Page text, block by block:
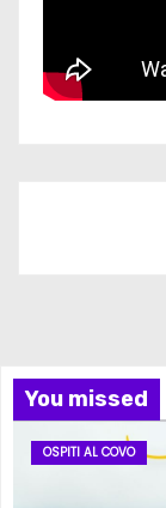
You missed
OSPITI AL COVO